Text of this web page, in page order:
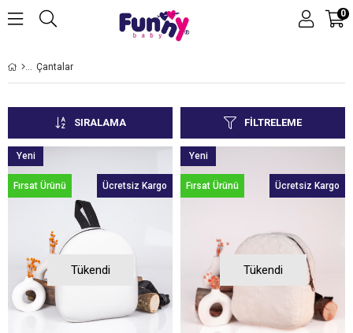
0
Çantalar
FILTRELEME
SIRALAMA
Tükendi
Ücretsiz Kargo
Yeni
Ürün
Fırsat Ürünü
Tükendi
Ücretsiz Kargo
Yeni
Ürün
Fırsat Ürünü